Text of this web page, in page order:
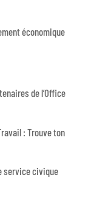
économique
de l’Office
: Trouve ton
service civique